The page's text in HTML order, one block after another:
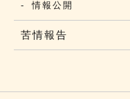
情報公開
苦情報告